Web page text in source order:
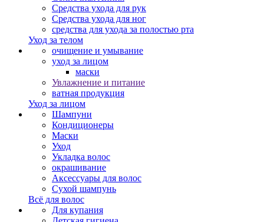
Средства ухода для рук
Средства ухода для ног
средства для ухода за полостью рта
Уход за телом
очищение и умывание
уход за лицом
маски
Увлажнение и питание
ватная продукция
Уход за лицом
Шампуни
Кондиционеры
Маски
Уход
Укладка волос
окрашивание
Аксессуары для волос
Сухой шампунь
Всё для волос
Для купания